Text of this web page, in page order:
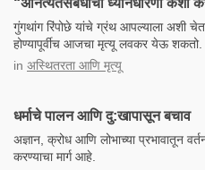
“अनित्यतेसंबंधीची ध्यानधारणा कशी
गुंगथांग रिंपोछे यांचे ग्रंथ आपल्याला अशी
होण्यापूर्वीच आजचा मृत्यू लवकर येऊ शकतो.
in अस्थितरता आणि मृत्यू
धर्माचे पालन आणि दु:खापासून बचाव
अज्ञान, क्रोध आणि लोभाच्या प्रभावातून
करण्याचा मार्ग आहे.